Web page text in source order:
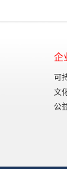
企
可
文
公